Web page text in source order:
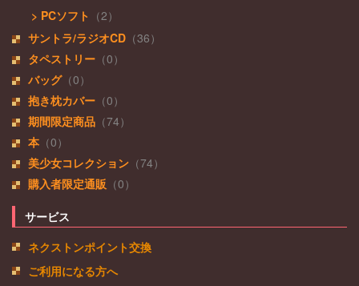
> PCソフト （2）
サントラ/ラジオCD （36）
タペストリー （0）
バッグ（0）
抱き枕カバー （0）
期間限定商品 （74）
本 （0）
美少女コレクション （74）
購入者限定通販 （0）
サービス
ネクストンポイント交換
ご利用になる方へ